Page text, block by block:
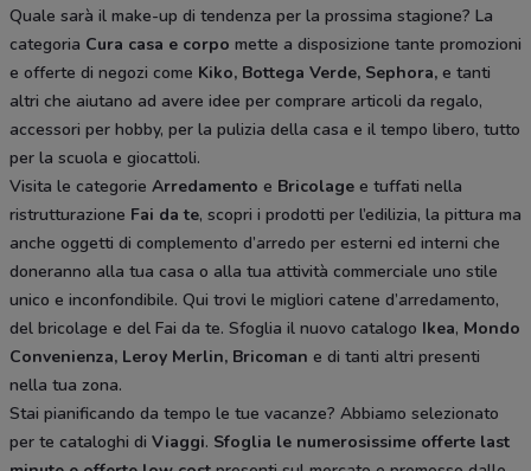
Quale sarà il make-up di tendenza per la prossima stagione? La
categoria Cura casa e corpo mette a disposizione tante promozioni
e offerte di negozi come Kiko, Bottega Verde, Sephora, e tanti
altri che aiutano ad avere idee per comprare articoli da regalo,
accessori per hobby, per la pulizia della casa e il tempo libero, tutto
per la scuola e giocattoli.
Visita le categorie Arredamento e Bricolage e tuffati nella
ristrutturazione Fai da te, scopri i prodotti per l’edilizia, la pittura ma
anche oggetti di complemento d’arredo per esterni ed interni che
doneranno alla tua casa o alla tua attività commerciale uno stile
unico e inconfondibile. Qui trovi le migliori catene d’arredamento,
del bricolage e del Fai da te. Sfoglia il nuovo catalogo Ikea, Mondo
Convenienza, Leroy Merlin, Bricoman e di tanti altri presenti
nella tua zona.
Stai pianificando da tempo le tue vacanze? Abbiamo selezionato
per te cataloghi di Viaggi. Sfoglia le numerosissime offerte last